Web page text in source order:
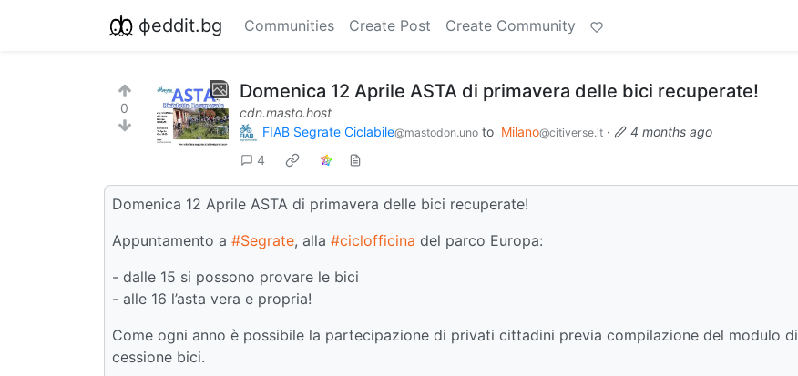
фeddit.bg Communities Create Post Create Community
0
Domenica 12 Aprile ASTA di primavera delle bici recuperate!
cdn.masto.host
FIAB Segrate Ciclabile@mastodon.uno to Milano@citiverse.it ·
4 months ago
4
Domenica 12 Aprile ASTA di primavera delle bici recuperate!
Appuntamento a #Segrate, alla #ciclofficina del parco Europa:
- dalle 15 si possono provare le bici
- alle 16 l’asta vera e propria!
Come ogni anno è possibile la partecipazione di privati cittadini previa compilazione del modulo di
cessione bici.